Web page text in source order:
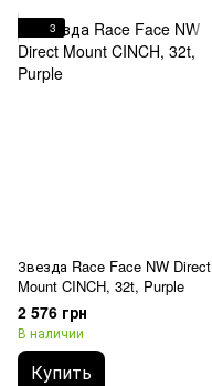
3
Звезда Race Face NW Direct
Mount CINCH, 32t, Purple
2 576 грн
В наличии
Купить